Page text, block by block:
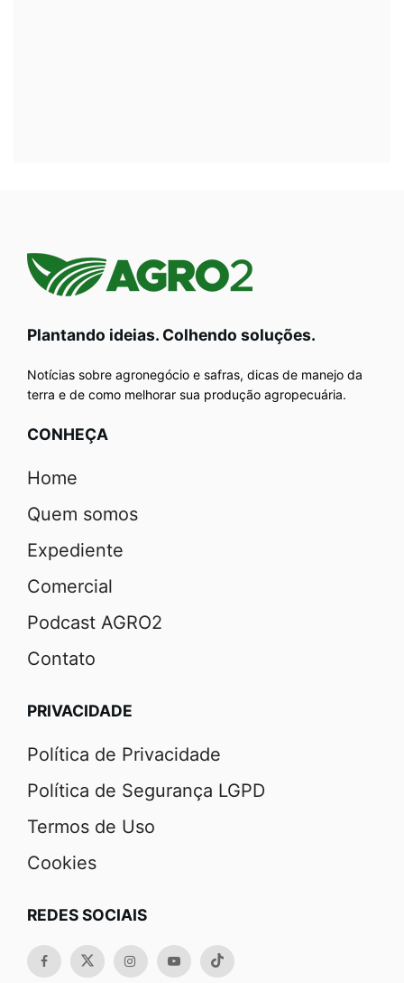
Plantando ideias. Colhendo soluções.
Notícias sobre agronegócio e safras, dicas de manejo da
terra e de como melhorar sua produção agropecuária.
CONHEÇA
Home
Quem somos
Expediente
Comercial
Podcast AGRO2
Contato
PRIVACIDADE
Política de Privacidade
Política de Segurança LGPD
Termos de Uso
Cookies
REDES SOCIAIS